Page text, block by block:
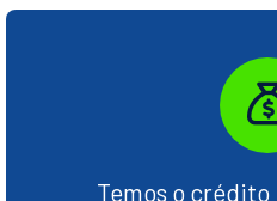
Temos o